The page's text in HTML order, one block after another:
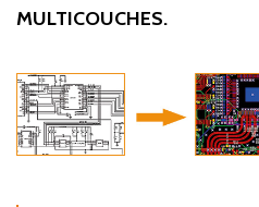
MULTICOUCHES.